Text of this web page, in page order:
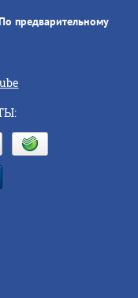
предварительному